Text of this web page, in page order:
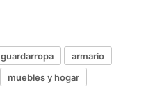
guardarropa
armario
muebles y hogar